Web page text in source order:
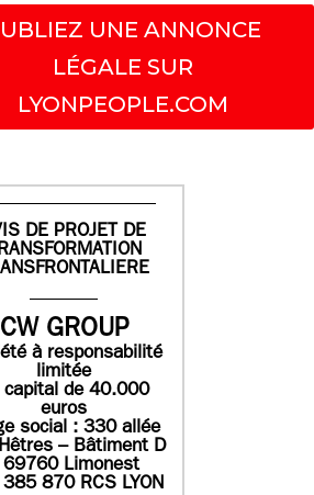
UNE ANNONCE
LÉGALE SUR
LYONPEOPLE.COM
DE PROJET DE
CW GROUP
à responsabilité
limitée
capital de 40.000
euros
social : 330 allée
– Bâtiment D
69760 Limonest
870 RCS LYON